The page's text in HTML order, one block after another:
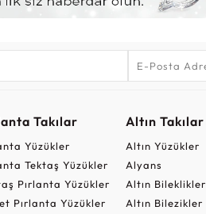
Takılar
Yüzükler
Tektaş Yüzükler
Pırlanta Yüzükler
Pırlanta Yüzükler
Altın Takılar
Altın Yüzükler
Alyans
Altın Bileklikler
Altın Bilezikler